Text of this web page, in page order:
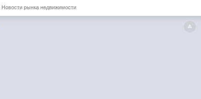
Новости рынка недвижимости